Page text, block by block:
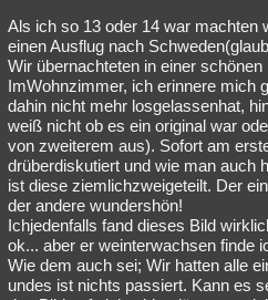
Besucht Teilgenommen Alle
Lesenswert Schlüsselwörter
Als ich so 13 oder 14 war machten
einen Ausflug nach
Wir übernachteten in einer schönen
ImWohnzimmer, ich erinnere mich
dahin nicht mehr losgelassenhat,
weiß nicht ob es ein original war
von zweiterem aus). Sofort am
drüberdiskutiert und wie man auch
ist diese ziemlichzweigeteilt. Der
der andere wundershön!
Ichjedenfalls fand dieses Bild
ok... aber er weinterwachsen finde
Wie dem auch sei; Wir hatten alle
undes ist nichts passiert. Kann es